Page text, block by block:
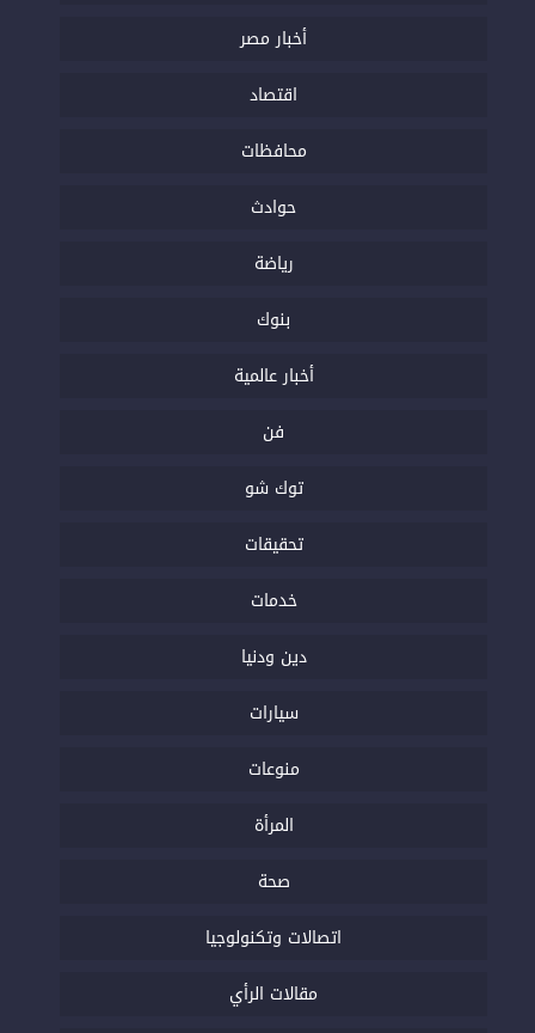
أخبار مصر
اقتصاد
محافظات
حوادث
رياضة
بنوك
أخبار عالمية
فن
توك شو
تحقيقات
خدمات
دين ودنيا
سيارات
منوعات
المرأة
صحة
اتصالات وتكنولوجيا
مقالات الرأي